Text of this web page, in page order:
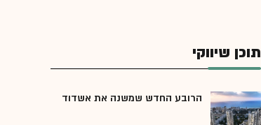
תוכן שיווקי
הרובע החדש שמשנה את אשדוד